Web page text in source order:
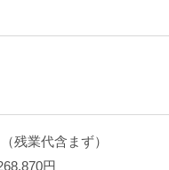
残業代含まず）
円